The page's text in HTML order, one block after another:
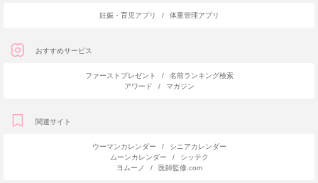
妊娠・育児アプリ / 体重管理アプリ
おすすめサービス
ファーストプレゼント /
名前ランキング検索
アワード
/ マガジン
関連サイト
ウーマンカレンダー /
シニアカレンダー
ムーンカレンダー
/
シッテク
ヨムーノ
/ 医師監修.com